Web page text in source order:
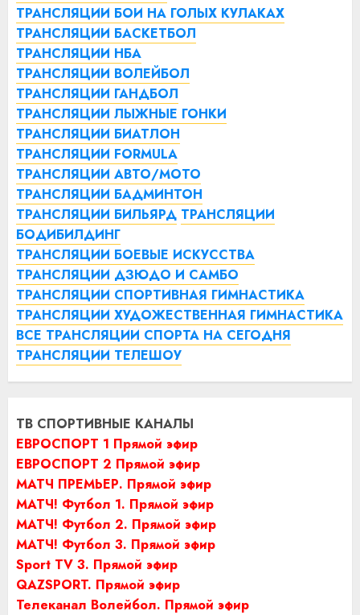
ТРАНСЛЯЦИИ БОИ НА ГОЛЫХ КУЛАКАХ
ТРАНСЛЯЦИИ БАСКЕТБОЛ
ТРАНСЛЯЦИИ НБА
ТРАНСЛЯЦИИ ВОЛЕЙБОЛ
ТРАНСЛЯЦИИ ГАНДБОЛ
ТРАНСЛЯЦИИ ЛЫЖНЫЕ ГОНКИ
ТРАНСЛЯЦИИ БИАТЛОН
ТРАНСЛЯЦИИ FORMULA
ТРАНСЛЯЦИИ АВТО/МОТО
ТРАНСЛЯЦИИ БАДМИНТОН
ТРАНСЛЯЦИИ БИЛЬЯРД ТРАНСЛЯЦИИ
БОДИБИЛДИНГ
ТРАНСЛЯЦИИ БОЕВЫЕ ИСКУССТВА
ТРАНСЛЯЦИИ ДЗЮДО И САМБО
ТРАНСЛЯЦИИ СПОРТИВНАЯ ГИМНАСТИКА
ТРАНСЛЯЦИИ ХУДОЖЕСТВЕННАЯ ГИМНАСТИКА
ВСЕ ТРАНСЛЯЦИИ СПОРТА НА СЕГОДНЯ
ТРАНСЛЯЦИИ ТЕЛЕШОУ
ТВ СПОРТИВНЫЕ КАНАЛЫ
ЕВРОСПОРТ 1 Прямой эфир
ЕВРОСПОРТ 2 Прямой эфир
МАТЧ ПРЕМЬЕР. Прямой эфир
МАТЧ! Футбол 1. Прямой эфир
МАТЧ! Футбол 2. Прямой эфир
МАТЧ! Футбол 3. Прямой эфир
Sport TV 3. Прямой эфир
QAZSPORT. Прямой эфир
Телеканал Волейбол. Прямой эфир